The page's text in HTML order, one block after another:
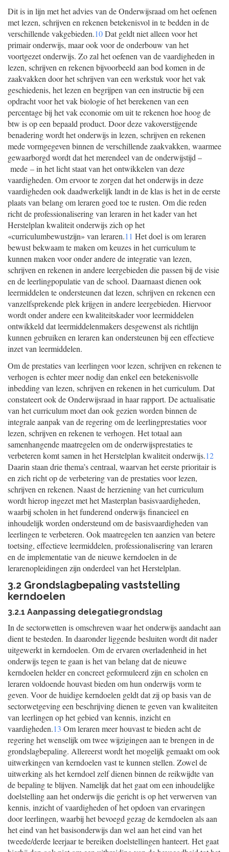
Dit is in lijn met het advies van de Onderwijsraad om het oefenen
met lezen, schrijven en rekenen betekenisvol in te bedden in de
verschillende vakgebieden.10Dat geldt niet alleen voor het
primair onderwijs, maar ook voor de onderbouw van het
voortgezet onderwijs. Zo zal het oefenen van de vaardigheden in
lezen, schrijven en rekenen bijvoorbeeld aan bod komen in de
zaakvakken door het schrijven van een werkstuk voor het vak
geschiedenis, het lezen en begrijpen van een instructie bij een
opdracht voor het vak biologie of het berekenen van een
percentage bij het vak economie om uit te rekenen hoe hoog de
btw is op een bepaald product. Door deze vakoverstijgende
benadering wordt het onderwijs in lezen, schrijven en rekenen
mede vormgegeven binnen de verschillende zaakvakken, waarmee
gewaarborgd wordt dat het merendeel van de onderwijstijd –
mede – in het licht staat van het ontwikkelen van deze
vaardigheden. Om ervoor te zorgen dat het onderwijs in deze
vaardigheden ook daadwerkelijk landt in de klas is het in de eerste
plaats van belang om leraren goed toe te rusten. Om die reden
richt de professionalisering van leraren in het kader van het
Herstelplan kwaliteit onderwijs zich op het
«curriculumbewustzijn» van leraren.11 Het doel is om leraren
bewust bekwaam te maken om keuzes in het curriculum te
kunnen maken voor onder andere de integratie van lezen,
schrijven en rekenen in andere leergebieden die passen bij de visie
en de leerlingpopulatie van de school. Daarnaast dienen ook
leermiddelen te ondersteunen dat lezen, schrijven en rekenen een
vanzelfsprekende plek krijgen in andere leergebieden. Hiervoor
wordt onder andere een kwaliteitskader voor leermiddelen
ontwikkeld dat leermiddelenmakers desgewenst als richtlijn
kunnen gebruiken en leraren kan ondersteunen bij een effectieve
inzet van leermiddelen.
Om de prestaties van leerlingen voor lezen, schrijven en rekenen te
verhogen is echter meer nodig dan enkel een betekenisvolle
inbedding van lezen, schrijven en rekenen in het curriculum. Dat
constateert ook de Onderwijsraad in haar rapport. De actualisatie
van het curriculum moet dan ook gezien worden binnen de
integrale aanpak van de regering om de leerlingprestaties voor
lezen, schrijven en rekenen te verhogen. Het totaal aan
samenhangende maatregelen om de onderwijsprestaties te
verbeteren komt samen in het Herstelplan kwaliteit onderwijs.12
Daarin staan drie thema’s centraal, waarvan het eerste prioritair is
en zich richt op de verbetering van de prestaties voor lezen,
schrijven en rekenen. Naast de herziening van het curriculum
wordt hierop ingezet met het Masterplan basisvaardigheden,
waarbij scholen in het funderend onderwijs financieel en
inhoudelijk worden ondersteund om de basisvaardigheden van
leerlingen te verbeteren. Ook maatregelen ten aanzien van betere
toetsing, effectieve leermiddelen, professionalisering van leraren
en de implementatie van de nieuwe kerndoelen in de
lerarenopleidingen zijn onderdeel van het Herstelplan.
3.2 Grondslagbepaling vaststelling
kerndoelen
3.2.1 Aanpassing delegatiegrondslag
In de sectorwetten is omschreven waar het onderwijs aandacht aan
dient te besteden. In daaronder liggende besluiten wordt dit nader
uitgewerkt in kerndoelen. Om de ervaren overladenheid in het
onderwijs tegen te gaan is het van belang dat de nieuwe
kerndoelen helder en concreet geformuleerd zijn en scholen en
leraren voldoende houvast bieden om hun onderwijs vorm te
geven. Voor de huidige kerndoelen geldt dat zij op basis van de
sectorwetgeving een beschrijving dienen te geven van kwaliteiten
van leerlingen op het gebied van kennis, inzicht en
vaardigheden.13 Om leraren meer houvast te bieden acht de
regering het wenselijk om twee wijzigingen aan te brengen in de
grondslagbepaling. Allereerst wordt het mogelijk gemaakt om ook
uitwerkingen van kerndoelen vast te kunnen stellen. Zowel de
uitwerking als het kerndoel zelf dienen binnen de reikwijdte van
de bepaling te blijven. Namelijk dat het gaat om een inhoudelijke
doelstelling aan het onderwijs die gericht is op het verwerven van
kennis, inzicht of vaardigheden of het opdoen van ervaringen
door leerlingen, waarbij het bevoegd gezag de kerndoelen als aan
het eind van het basisonderwijs dan wel aan het eind van het
tweede/derde leerjaar te bereiken doelstellingen hanteert. Het gaat